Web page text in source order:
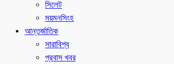
সিলেট
ময়মনসিংহ
আন্তর্জাতিক
সারাবিশ্ব
প্রবাস খবর